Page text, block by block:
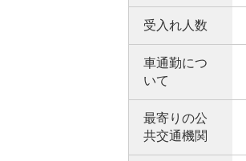
受入れ人数
車通勤につ
いて
最寄りの公
共交通機関